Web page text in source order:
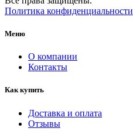
Политика конфиденциальности
Меню
О компании
Контакты
Как купить
Доставка и оплата
Отзывы